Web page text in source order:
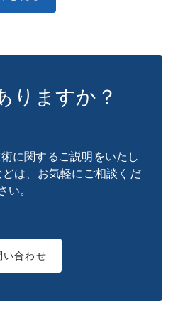
りますか？
に関するご説明をいたし
は、お気軽にご相談くだ
い。
い合わせ